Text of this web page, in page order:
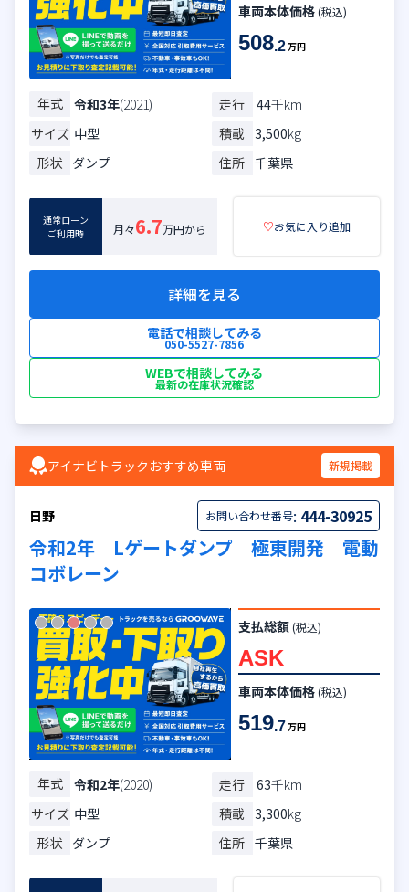
車両本体価格 (税込)
508.2万円
年式 令和3年(2021) 走行 44千km
サイズ 中型 積載 3,500kg
形状 ダンプ 住所 千葉県
通常ローン
ご利用時
月々6.7万円から ♡お気に入り追加
詳細を見る
電話で相談してみる
050-5527-7856
WEBで相談してみる
最新の在庫状況確認
アイナビトラックおすすめ車両 新規掲載
日野 お問い合わせ番号: 444-30925
令和2年 Lゲートダンプ 極東開発 電動
コボレーン
支払総額 (税込)
ASK
車両本体価格 (税込)
519.7万円
年式 令和2年(2020) 走行 63千km
サイズ 中型 積載 3,300kg
形状 ダンプ 住所 千葉県